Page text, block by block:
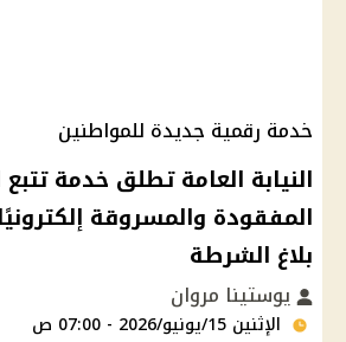
خدمة رقمية جديدة للمواطنين
النيابة العامة تطلق خدمة
المفقودة والمسروقة
بلاغ الشرطة
يوستينا مروان
الإثنين 15/يونيو/2026 - 07:00 ص